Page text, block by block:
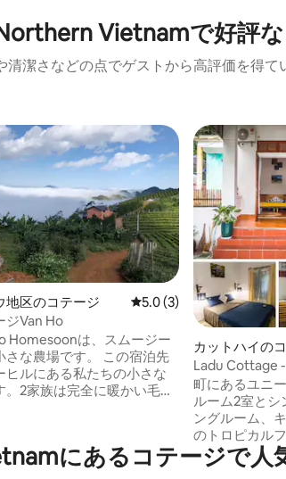
Vietnamで好評
清潔さなどの点でゲストから高評価を得
地区のコテージ レビュー3件、5つ星中
5.0 (3)
ジVan Ho
Homesoonは、スムージー
場です。 この宿泊先
ヒルにある私たちの小さな
。2家族は完全に暖かい毛
ており、自分で野菜を摘ん
カットハイの
Ladu Cottage
町にあるユニ
ルーム2室と
ングルーム、
のトロピカル
な庭園を備え
供します。小
にあるコテージで人